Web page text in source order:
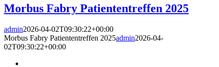
Morbus Fabry Patiententreffen 2025
admin2026-04-02T09:30:22+00:00
Morbus Fabry Patiententreffen 2025admin2026-04-
02T09:30:22+00:00